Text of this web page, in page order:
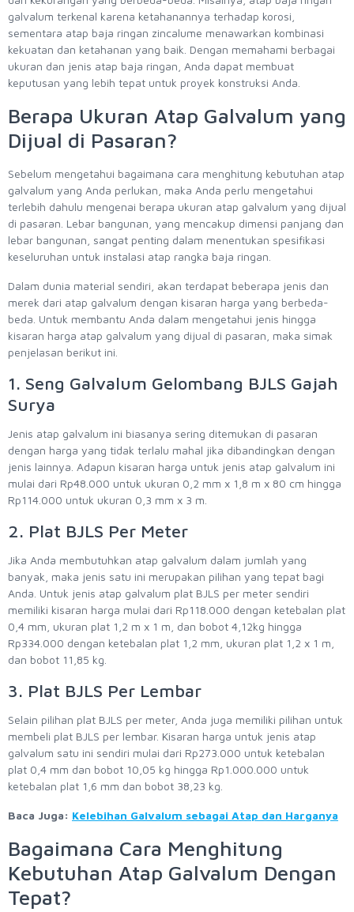
galvalum terkenal karena ketahanannya terhadap korosi,
sementara atap baja ringan zincalume menawarkan kombinasi
kekuatan dan ketahanan yang baik. Dengan memahami berbagai
ukuran dan jenis atap baja ringan, Anda dapat membuat
keputusan yang lebih tepat untuk proyek konstruksi Anda.
Berapa Ukuran Atap Galvalum yang
Dijual di Pasaran?
Sebelum mengetahui bagaimana cara menghitung kebutuhan atap
galvalum yang Anda perlukan, maka Anda perlu mengetahui
terlebih dahulu mengenai berapa ukuran atap galvalum yang dijual
di pasaran. Lebar bangunan, yang mencakup dimensi panjang dan
lebar bangunan, sangat penting dalam menentukan spesifikasi
keseluruhan untuk instalasi atap rangka baja ringan.
Dalam dunia material sendiri, akan terdapat beberapa jenis dan
merek dari atap galvalum dengan kisaran harga yang berbeda-
beda. Untuk membantu Anda dalam mengetahui jenis hingga
kisaran harga atap galvalum yang dijual di pasaran, maka simak
penjelasan berikut ini.
1. Seng Galvalum Gelombang BJLS Gajah
Surya
Jenis atap galvalum ini biasanya sering ditemukan di pasaran
dengan harga yang tidak terlalu mahal jika dibandingkan dengan
jenis lainnya. Adapun kisaran harga untuk jenis atap galvalum ini
mulai dari Rp48.000 untuk ukuran 0,2 mm x 1,8 m x 80 cm hingga
Rp114.000 untuk ukuran 0,3 mm x 3 m.
2. Plat BJLS Per Meter
Jika Anda membutuhkan atap galvalum dalam jumlah yang
banyak, maka jenis satu ini merupakan pilihan yang tepat bagi
Anda. Untuk jenis atap galvalum plat BJLS per meter sendiri
memiliki kisaran harga mulai dari Rp118.000 dengan ketebalan plat
0,4 mm, ukuran plat 1,2 m x 1 m, dan bobot 4,12kg hingga
Rp334.000 dengan ketebalan plat 1,2 mm, ukuran plat 1,2 x 1 m,
dan bobot 11,85 kg.
3. Plat BJLS Per Lembar
Selain pilihan plat BJLS per meter, Anda juga memiliki pilihan untuk
membeli plat BJLS per lembar. Kisaran harga untuk jenis atap
galvalum satu ini sendiri mulai dari Rp273.000 untuk ketebalan
plat 0,4 mm dan bobot 10,05 kg hingga Rp1.000.000 untuk
ketebalan plat 1,6 mm dan bobot 38,23 kg.
Baca Juga: Kelebihan Galvalum sebagai Atap dan Harganya
Bagaimana Cara Menghitung
Kebutuhan Atap Galvalum Dengan
Tepat?